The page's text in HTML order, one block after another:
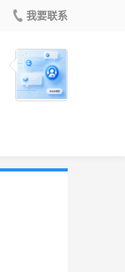
我要联系